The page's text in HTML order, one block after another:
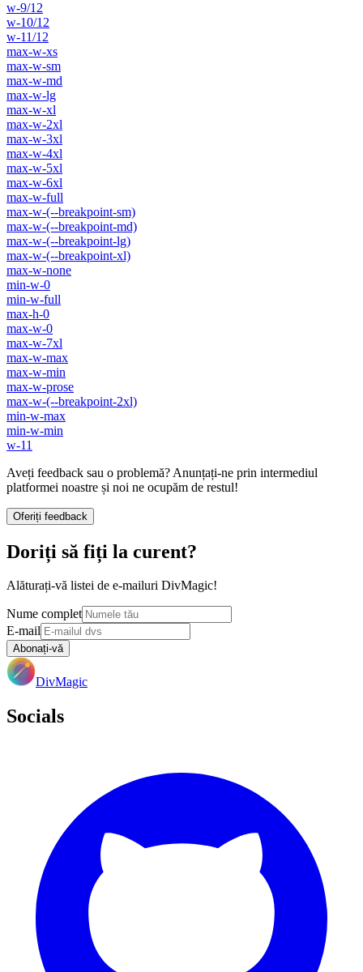
w-9/12
w-10/12
w-11/12
max-w-xs
max-w-sm
max-w-md
max-w-lg
max-w-xl
max-w-2xl
max-w-3xl
max-w-4xl
max-w-5xl
max-w-6xl
max-w-full
max-w-(--breakpoint-sm)
max-w-(--breakpoint-md)
max-w-(--breakpoint-lg)
max-w-(--breakpoint-xl)
max-w-none
min-w-0
min-w-full
max-h-0
max-w-0
max-w-7xl
max-w-max
max-w-min
max-w-prose
max-w-(--breakpoint-2xl)
min-w-max
min-w-min
w-11
Aveți feedback sau o problemă? Anunțați-ne prin intermediul
platformei noastre și noi ne ocupăm de restul!
Oferiți feedback
Doriți să fiți la curent?
Alăturați-vă listei de e-mailuri DivMagic!
Nume complet
E-mail
Abonați-vă
DivMagic
Socials